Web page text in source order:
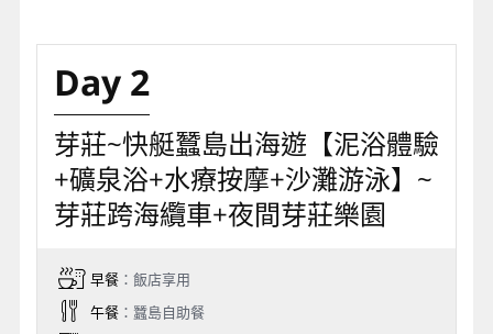
Day 2
芽莊~快艇蠶島出海遊【泥浴體驗
+礦泉浴+水療按摩+沙灘游泳】~
芽莊跨海纜車+夜間芽莊樂園
早餐：飯店享用
午餐：蠶島自助餐